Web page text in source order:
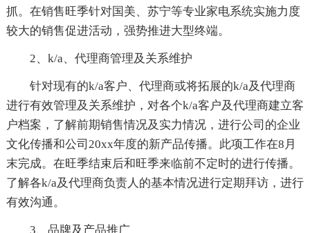
抓。在销售旺季针对国美、苏宁等专业家电系统实施力度
较大的销售促进活动，强势推进大型终端。
2、k/a、代理商管理及关系维护
针对现有的k/a客户、代理商或将拓展的k/a及代理商
进行有效管理及关系维护，对各个k/a客户及代理商建立客
户档案，了解前期销售情况及实力情况，进行公司的企业
文化传播和公司20xx年度的新产品传播。此项工作在8月
末完成。在旺季结束后和旺季来临前不定时的进行传播。
了解各k/a及代理商负责人的基本情况进行定期拜访，进行
有效沟通。
3、品牌及产品推广